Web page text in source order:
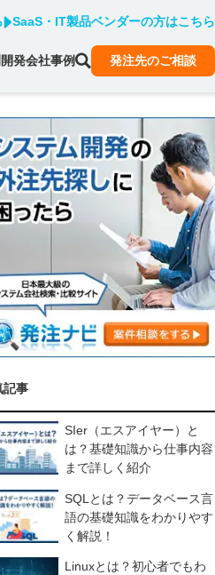
SaaS・IT製品ベンダーの方はこちら
開発会社事例 発注先のご相談
記事
SIer（エスアイヤー）と
は？基礎知識から仕事内容
まで詳しく紹介
SQLとは？データベース言
語の基礎知識をわかりやす
く解説！
Linuxとは？初心者でもわ